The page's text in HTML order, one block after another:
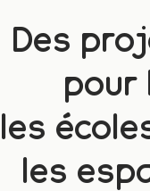
Des
pour
les
les